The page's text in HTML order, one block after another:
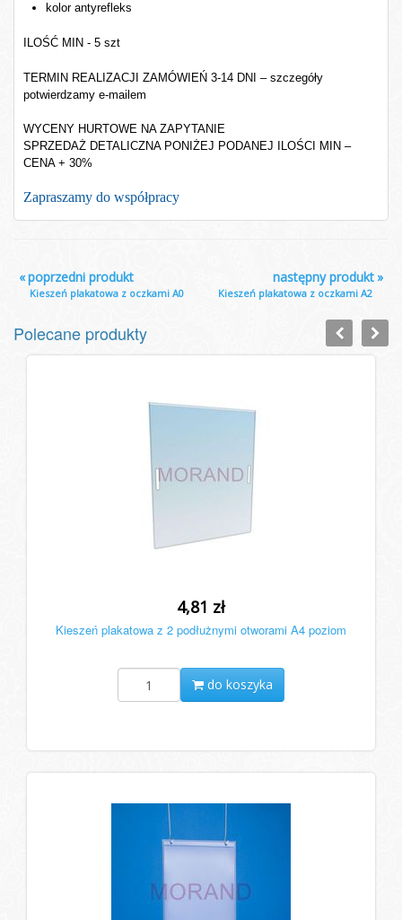
kolor antyrefleks
ILOŚĆ MIN - 5 szt
TERMIN REALIZACJI ZAMÓWIEŃ 3-14 DNI – szczegóły
potwierdzamy e-mailem
WYCENY HURTOWE NA ZAPYTANIE
SPRZEDAŻ DETALICZNA PONIŻEJ PODANEJ ILOŚCI MIN –
CENA + 30%
Zapraszamy do współpracy
«poprzedni produkt
Kieszeń plakatowa z oczkami A0
»
następny produkt
Kieszeń plakatowa z oczkami A2
Polecane produkty
4,81 zł
Kieszeń plakatowa z 2 podłużnymi otworami A4 poziom
do koszyka